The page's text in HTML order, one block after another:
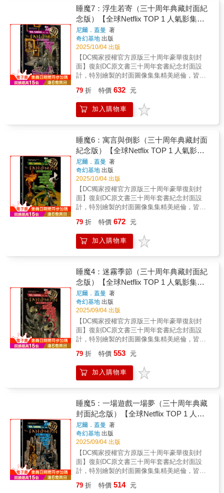
霍爾的孩子丹尼爾從她身邊被奪走，她選擇向
她們求助，而成為她們目標的，正是無盡家族
的夢。但母親的悲傷與無從遏抑的怒火背後，
卻有更加黑暗的力量從中干預；他們造成的連
鎖效應，將使得夢境付出前所未聞的巨大犧
牲。——✴✴✴——
盛名的藝術家天野喜孝大師畫作海報，獨特畫
風，傳說的睡魔化身夜夢神皇，展開華麗披
風，自夢降臨，現實夢境極端美麗。【限量特
別設計書盒包裝箱】書盒外包裝箱印刷三十周
年印記，配上睡魔頭盔，精美絕倫，內附六面3
公分厚防撞棉，包管運輸期間萬無磕磕碰碰到
書盒之虞，讀者安心購買。——✴✴✴——【名
人媒體推薦】史蒂芬．金Blaze Wu （神幻系水
陳怡靜（漫畫記者/《大人的漫畫社》主持
（影評人）、難攻博士（中華科幻學會會長）
——✴✴✴——
史上最為暢銷、廣受好評的圖像作品之一，漫
畫領域中成熟、詩意幻想的標竿。DC宇宙神祕
又強大的「無盡家族」一員，「夢」將化為人
形，行走於凡人世界之中睡魔，一位身穿黑色
風衣、有著星辰般雙眼的憂鬱男子。他既非神
祇，也非魔鬼，更不是超級英雄，他是誕生於
奇幻文學大師尼爾．蓋曼筆下的「夢之主」，
是DC宇宙中強大而神祕的「無盡家族」一員。
♕榮獲雨果獎、軌跡獎、世界奇幻獎、艾斯納
獎、安古蘭漫畫節編劇獎等獎項——✴✴✴——
系水墨插畫家）、方波坡POPO （廢柴觀察
室）、陳怡靜（漫畫記者/《大人的漫畫社》主
持人）、麥人杰（知名作家）、龍貓大王通信
——✴✴✴——作為尼爾．蓋曼的成名作，《睡
魔》以深邃絢麗、富有詩意的筆調，講述了這
位夢之主宰的傳奇。它由數部獨立的篇章組
成，所有故事又有着千絲萬縷的聯繫。其架構
宏大，跨越無限時空：從遠古蠻荒到紐約街
頭，從現實到幻境，無論神鬼精怪、超級英雄
還是庸碌一生的凡人，都參與了這部悲喜劇的
演出；而不同漫畫家的參與，更使《睡魔》充
姿多彩。——✴✴✴——【故事介紹】《睡魔
8：世界盡頭》來自不同時間、神話與想像的旅
者們，為了躲避一場猛烈的真實域風暴，只得
齊聚在一間神祕旅店的接待室裡。等待暴風雨
平息的過程中，旅者們分享起各自的故事，關
於他們到過的地方，見過的事物⋯⋯以及他們
所夢見的種種。——✴✴✴——
睡魔7：浮生若寄（三十周年典藏封面紀
念版）【全球Netflix TOP 1 人氣影集同
名原作，奇幻文學大師尼爾‧蓋曼最知名
經典美漫代表作】
尼爾．蓋曼 著
奇幻基地 出版
2025/10/04 出版
【DC獨家授權官方原版三十周年豪華復刻封
面】復刻DC原文書三十周年套書紀念封面設
計，特別繪製的封面圖像集集精美絕倫，皆圍
外印製使用高級美術紙，白底透光，為墨重的
睡魔更凸顯亮麗色彩。——✴✴✴——榮獲雨果
奬、軌跡獎、世界奇幻獎、艾斯納獎風靡全球
史上最為暢銷、廣受好評的圖像作品之一，漫
畫領域中成熟、詩意幻想的標竿。DC宇宙神祕
又強大的「無盡家族」一員，「夢」將化為人
形，行走於凡人世界之中睡魔，一位身穿黑色
風衣、有著星辰般雙眼的憂鬱男子。他既非神
祇，也非魔鬼，更不是超級英雄，他是誕生於
奇幻文學大師尼爾．蓋曼筆下的「夢之主」，
是DC宇宙中強大而神祕的「無盡家族」一員。
♕榮獲雨果獎、軌跡獎、世界奇幻獎、艾斯納
獎、安古蘭漫畫節編劇獎等獎項♕《娛樂週
～2008年百部必讀書籍」♕橫掃「漫畫界奧斯
卡」艾斯納獎，包括5座最佳連載系列、1座最
佳短篇故事、4座最佳編劇、7座最佳嵌字、2座
3：夢之國度》）榮獲世界奇幻獎最佳短篇小說
♕《睡魔4：迷霧季節》榮獲安古蘭漫畫節最佳
劇本♕《睡魔11：無盡之夜》、《睡魔：狩
夢》榮獲史鐸克獎最佳圖像敘事♕《睡魔：序
曲》榮獲雨果獎最佳圖像故事——✴✴✴——
【名人媒體推薦】史蒂芬．金Blaze Wu （神幻
系水墨插畫家）、方波坡POPO （廢柴觀察
室）、陳怡靜（漫畫記者/《大人的漫畫社》主
（影評人）、難攻博士（中華科幻學會會長）
——✴✴✴——作為尼爾．蓋曼的成名作，《睡
魔》以深邃絢麗、富有詩意的筆調，講述了這
位夢之主宰的傳奇。它由數部獨立的篇章組
成，所有故事又有着千絲萬縷的聯繫。其架構
宏大，跨越無限時空：從遠古蠻荒到紐約街
頭，從現實到幻境，無論神鬼精怪、超級英雄
還是庸碌一生的凡人，都參與了這部悲喜劇的
演出；而不同漫畫家的參與，更使《睡魔》充
滿了多元化的藝術風格，畫面語言如夢境般多
姿多彩。——✴✴✴——【各界盛譽】★簡而言
之，尼爾．蓋曼是一座故事寶窟，能在任何形
式的媒體上看到他的作品，都是我們的福氣。
——史蒂芬．金（Stephen King）★一個大師
級的故事，引領了成人黑暗奇幻這個創作類
型。——馬克．巴克斯頓（Marc Buxton），評
79 折 特價 632 元
加入購物車
睡魔6：寓言與倒影（三十周年典藏封面
紀念版）【全球Netflix TOP 1 人氣影集
同名原作，奇幻文學大師尼爾‧蓋曼最知
名經典美漫代表作】
尼爾．蓋曼 著
奇幻基地 出版
2025/10/04 出版
【DC獨家授權官方原版三十周年豪華復刻封
面】復刻DC原文書三十周年套書紀念封面設
計，特別繪製的封面圖像集集精美絕倫，皆圍
外印製使用高級美術紙，白底透光，為墨重的
睡魔更凸顯亮麗色彩。——✴✴✴——榮獲雨果
奬、軌跡獎、世界奇幻獎、艾斯納獎風靡全球
史上最為暢銷、廣受好評的圖像作品之一，漫
畫領域中成熟、詩意幻想的標竿。DC宇宙神祕
又強大的「無盡家族」一員，「夢」將化為人
形，行走於凡人世界之中睡魔，一位身穿黑色
風衣、有著星辰般雙眼的憂鬱男子。他既非神
祇，也非魔鬼，更不是超級英雄，他是誕生於
奇幻文學大師尼爾．蓋曼筆下的「夢之主」，
是DC宇宙中強大而神祕的「無盡家族」一員。
♕榮獲雨果獎、軌跡獎、世界奇幻獎、艾斯納
獎、安古蘭漫畫節編劇獎等獎項♕《娛樂週
～2008年百部必讀書籍」♕橫掃「漫畫界奧斯
卡」艾斯納獎，包括5座最佳連載系列、1座最
佳短篇故事、4座最佳編劇、7座最佳嵌字、2座
3：夢之國度》）榮獲世界奇幻獎最佳短篇小說
♕《睡魔4：迷霧季節》榮獲安古蘭漫畫節最佳
劇本♕《睡魔11：無盡之夜》、《睡魔：狩
夢》榮獲史鐸克獎最佳圖像敘事♕《睡魔：序
曲》榮獲雨果獎最佳圖像故事——✴✴✴——
【名人媒體推薦】史蒂芬．金Blaze Wu （神幻
系水墨插畫家）、方波坡POPO （廢柴觀察
室）、陳怡靜（漫畫記者/《大人的漫畫社》主
（影評人）、難攻博士（中華科幻學會會長）
79 折 特價 672 元
加入購物車
睡魔4：迷霧季節（三十周年典藏封面紀
念版）【全球Netflix TOP 1 人氣影集同
名原作，奇幻文學大師尼爾‧蓋曼最知名
經典美漫代表作】
尼爾．蓋曼 著
奇幻基地 出版
2025/09/04 出版
【DC獨家授權官方原版三十周年豪華復刻封
面】復刻DC原文書三十周年套書紀念封面設
計，特別繪製的封面圖像集集精美絕倫，皆圍
外印製使用高級美術紙，白底透光，為墨重的
睡魔更凸顯亮麗色彩。——✴✴✴——榮獲雨果
奬、軌跡獎、世界奇幻獎、艾斯納獎風靡全球
史上最為暢銷、廣受好評的圖像作品之一，漫
畫領域中成熟、詩意幻想的標竿。DC宇宙神祕
又強大的「無盡家族」一員，「夢」將化為人
形，行走於凡人世界之中睡魔，一位身穿黑色
風衣、有著星辰般雙眼的憂鬱男子。他既非神
祇，也非魔鬼，更不是超級英雄，他是誕生於
奇幻文學大師尼爾．蓋曼筆下的「夢之主」，
是DC宇宙中強大而神祕的「無盡家族」一員。
♕榮獲雨果獎、軌跡獎、世界奇幻獎、艾斯納
獎、安古蘭漫畫節編劇獎等獎項♕《娛樂週
79 折 特價 553 元
加入購物車
睡魔5：一場遊戲一場夢（三十周年典藏
封面紀念版）【全球Netflix TOP 1 人氣
影集同名原作，奇幻文學大師尼爾‧蓋曼
最知名經典美漫代表作】
尼爾．蓋曼 著
奇幻基地 出版
2025/09/04 出版
【DC獨家授權官方原版三十周年豪華復刻封
面】復刻DC原文書三十周年套書紀念封面設
計，特別繪製的封面圖像集集精美絕倫，皆圍
外印製使用高級美術紙，白底透光，為墨重的
79 折 特價 514 元